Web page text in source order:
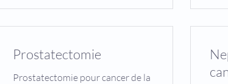
Prostatectomie
Prostatectomie pour cancer de la